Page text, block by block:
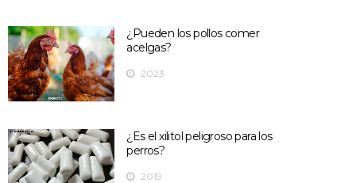
¿Pueden los pollos comer
acelgas?
2023
¿Es el xilitol peligroso para los
perros?
2019